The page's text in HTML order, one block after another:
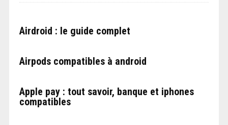
Airdroid : le guide complet
Airpods compatibles à android
Apple pay : tout savoir, banque et iphones
compatibles